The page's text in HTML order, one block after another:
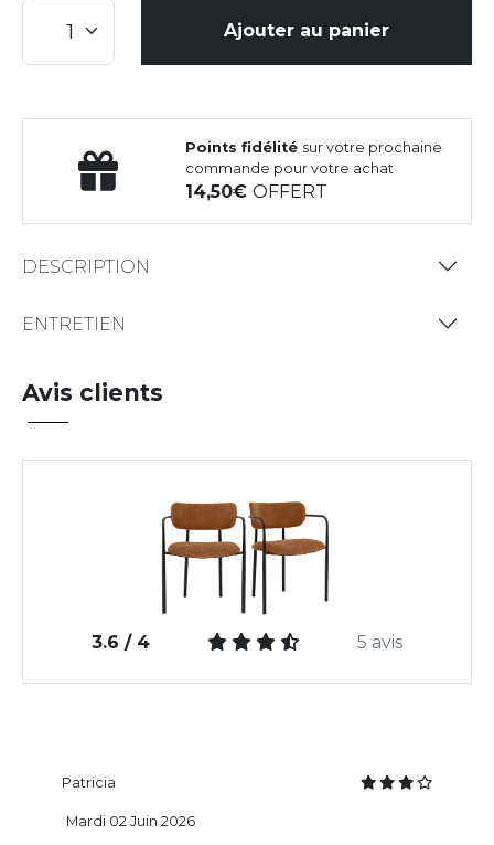
Ajouter au panier
Points fidélité sur votre prochaine
commande pour votre achat
14,50OFFERT
DESCRIPTION
ENTRETIEN
Avis clients
3.6 / 4 5 avis
Patricia
Mardi 02 Juin 2026